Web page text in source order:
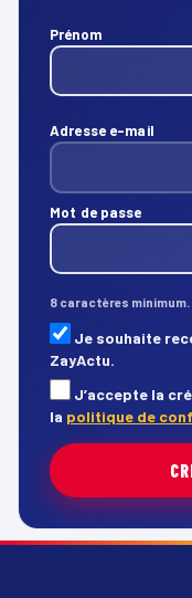
Prénom
Adresse e-mail
Mot de passe
8 caractères minimum.
Je souhaite
ZayActu.
J’accepte la
la politique de